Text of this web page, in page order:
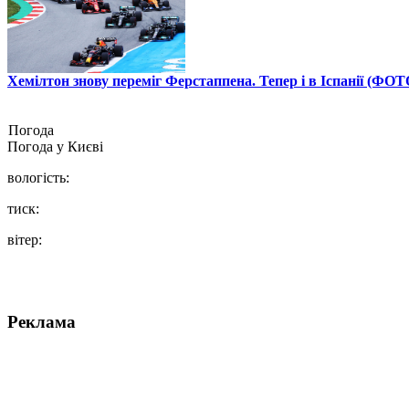
Хемілтон знову переміг Ферстаппена. Тепер і в Іспанії
Погода
Погода у Києві
вологість:
тиск:
вітер:
Реклама